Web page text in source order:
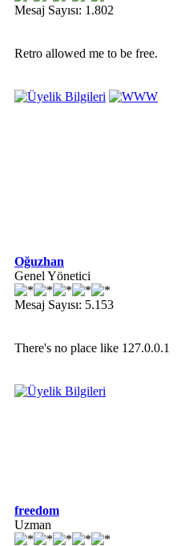
Mesaj Sayısı: 1.802
Retro allowed me to be free.
Oğuzhan
Genel Yönetici
Mesaj Sayısı: 5.153
There's no place like 127.0.0.1
freedom
Uzman